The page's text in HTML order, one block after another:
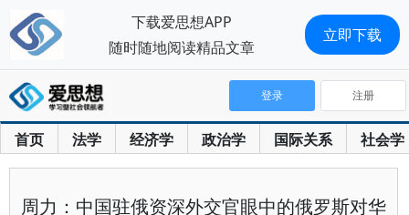
首页 法学 经济学 政治学 国际关系 社会学
登录 注册
周力：中国驻俄资深外交官眼中的俄罗斯对华
下载爱思想APP
随时随地阅读精品文章
立即下载